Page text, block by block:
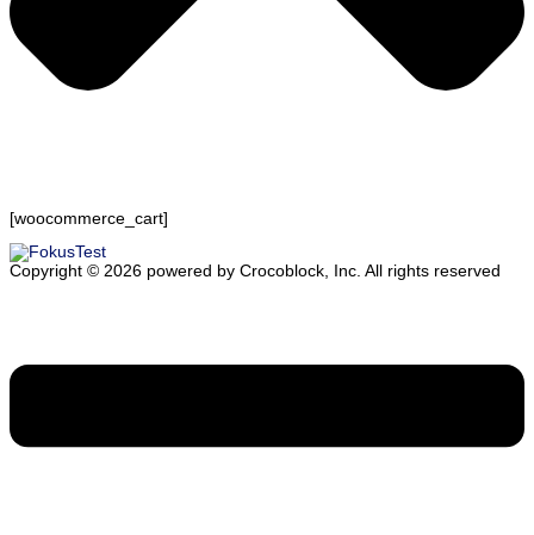
[woocommerce_cart]
Copyright © 2026 powered by Crocoblock, Inc. All rights reserved